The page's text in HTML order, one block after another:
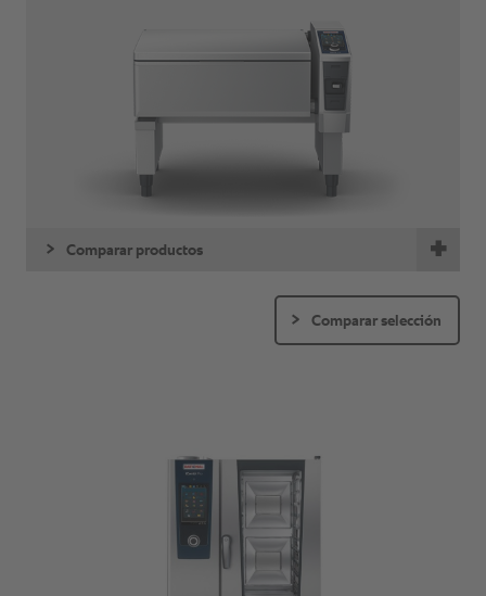
Comparar productos
Comparar selección